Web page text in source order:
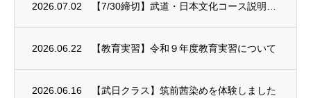
2026.07.02
2026.06.22 【教育実習】令和９年度教育実習について
2026.06.16 【武日クラス】筑前茜染めを体験しました